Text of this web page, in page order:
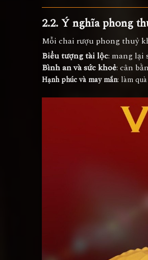
2.2. Ý nghĩa phong
Mỗi chai rượu phong thuỷ
Biểu tượng tài lộc: mang lại
Bình an và sức khoẻ: cân
Hạnh phúc và may mắn: làm